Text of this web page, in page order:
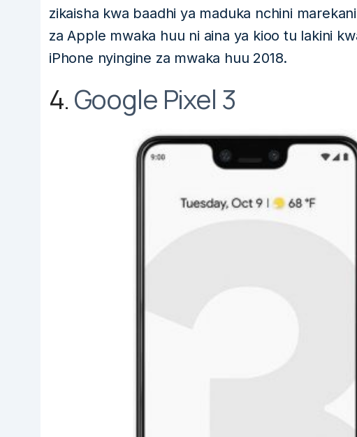
zikaisha kwa baadhi ya maduka nchini
za Apple mwaka huu ni aina ya kioo tu lakini
iPhone nyingine za mwaka huu 2018.
4.Google Pixel 3